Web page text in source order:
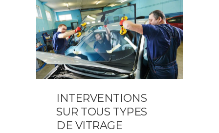
INTERVENTIONS
SUR TOUS TYPES
DE VITRAGE